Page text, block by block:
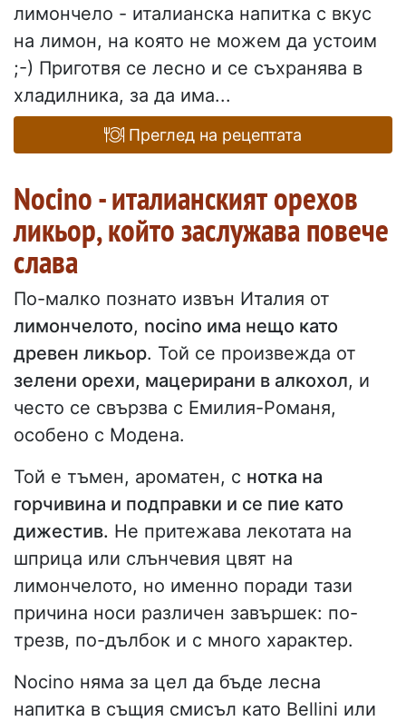
лимончело - италианска напитка с вкус
на лимон, на която не можем да устоим
;-) Приготвя се лесно и се съхранява в
хладилника, за да има...
Преглед на рецептата
Nocino - италианският орехов
ликьор, който заслужава повече
слава
По-малко познато извън Италия от
лимончелото, nocino има нещо като
древен ликьор. Той се произвежда от
зелени орехи, мацерирани в алкохол, и
често се свързва с Емилия-Романя,
особено с Модена.
Той е тъмен, ароматен, с нотка на
горчивина и подправки и се пие като
дижестив. Не притежава лекотата на
шприца или слънчевия цвят на
лимончелото, но именно поради тази
причина носи различен завършек: по-
трезв, по-дълбок и с много характер.
Nocino няма за цел да бъде лесна
напитка в същия смисъл като Bellini или